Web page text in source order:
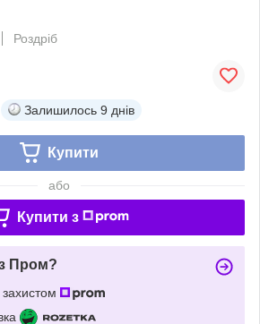
Роздріб
Залишилось 9 днів
Купити
або
Купити з
Пром?